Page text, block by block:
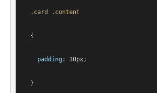
.card .content
  {
padding: 30px;
  }